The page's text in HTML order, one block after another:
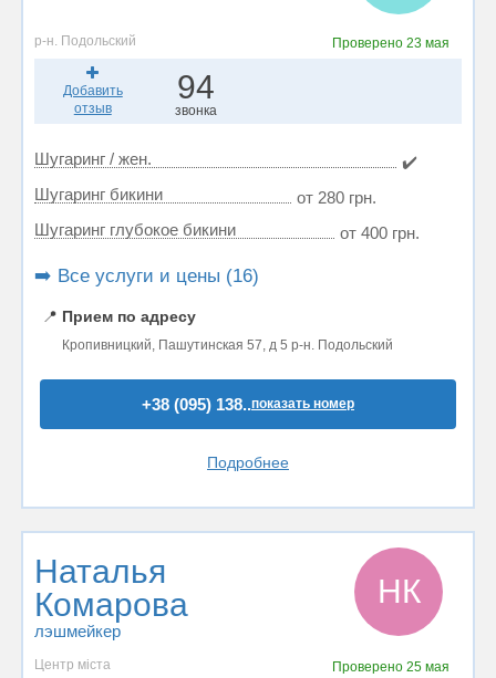
р-н. Подольский Проверено 23 мая
Добавить
отзыв
94
звонка
Шугаринг / жен.
✔️
Шугаринг бикини
от 280 грн.
Шугаринг глубокое бикини
от 400 грн.
➡️ Все услуги и цены (16)
📍 Прием по адресу
Кропивницкий, Пашутинская 57, д 5 р-н. Подольский
+38 (095) 138..показать номер
Подробнее
Наталья
Комарова
лэшмейкер
НК
Центр міста Проверено 25 мая